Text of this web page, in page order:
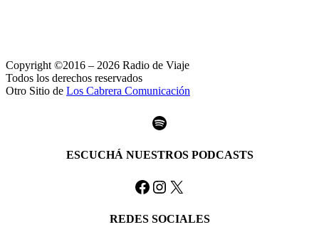
Copyright ©2016 – 2026 Radio de Viaje
Todos los derechos reservados
Otro Sitio de Los Cabrera Comunicación
Spotify
ESCUCHÁ NUESTROS PODCASTS
Facebook
Instagram
X
REDES SOCIALES